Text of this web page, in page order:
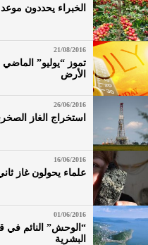
الخبراء يحددون
21/08/2016
تموز “يوليو”
الأرض
26/06/2016
استخراج الغاز
16/06/2016
علماء يحولون غاز
01/06/2016
“الوحش” النائم في
البشرية